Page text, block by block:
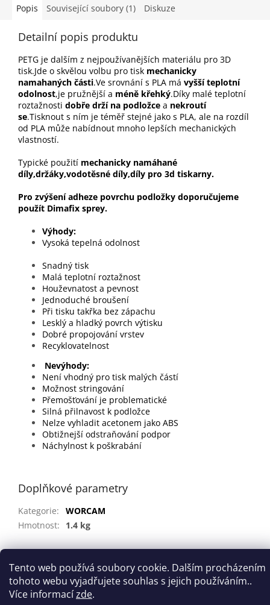
Tento web používá soubory cookie. Dalším procházením
tohoto webu vyjadřujete souhlas s jejich používáním..
Více informacízde.
Popis Související soubory (1) Diskuze
Detailní popis produktu
PETG je dalším z nejpoužívanějších materiálu pro 3D
tisk.Jde o skvělou volbu pro tisk mechanicky
namahaných části.Ve srovnání s PLA má vyšší teplotní
odolnost,je pružnější a méně křehký.Díky malé teplotní
roztažnosti dobře drží na podložce a nekroutí
se.Tisknout s ním je téměř stejné jako s PLA, ale na rozdíl
od PLA může nabídnout mnoho lepších mechanických
vlastností.
Typické použití mechanicky namáhané
díly,držáky,vodotěsné díly,díly pro 3d tiskarny.
Pro zvýšení adheze povrchu podložky doporučujeme
použít Dimafix sprey.
Vysoká tepelná odolnost
Snadný tisk
Malá teplotní roztažnost
Houževnatost a pevnost
Jednoduché broušení
Při tisku takřka bez zápachu
Lesklý a hladký povrch výtisku
Dobré propojování vrstev
Recyklovatelnost
Nevýhody:
Není vhodný pro tisk malých částí
Možnost stringování
Přemošťování je problematické
Silná přilnavost k podložce
Nelze vyhladit acetonem jako ABS
Obtižnejší odstraňování podpor
Náchylnost k poškrabání
Doplňkové parametry
Kategorie:
WORCAM
Hmotnost: 1.4 kg
Vytvořil Shoptet